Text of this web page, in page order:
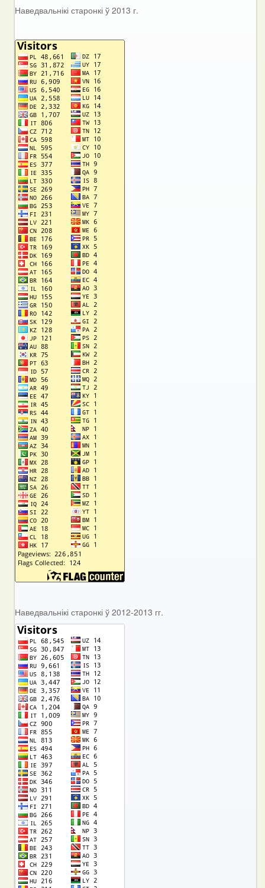
Наведвальнікі старонкі ў 2013 г.
Наведвальнікі старонкі ў 2012-2013 гг.